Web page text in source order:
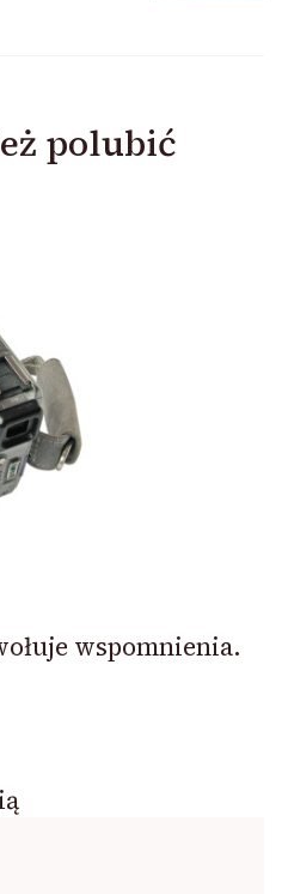
polubić
wspomnienia.